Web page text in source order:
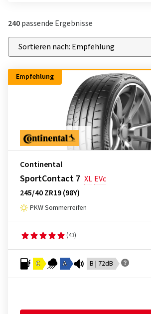
240passende Ergebnisse
Empfehlung
Continental
SportContact 7 XL EVc
245/40 ZR19 (98Y)
PKW Sommerreifen
(43)
C A B | 72dB